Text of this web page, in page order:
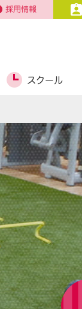
採用情報
スクール